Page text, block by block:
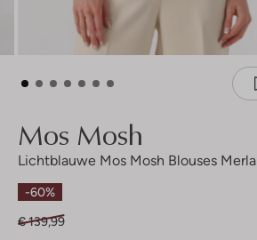
Mos Mosh
Lichtblauwe Mos Mosh Blouses Merla
-60%
€ 139,99